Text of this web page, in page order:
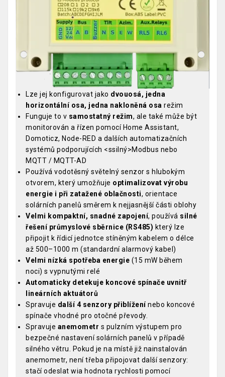
Lze jej konfigurovat jako dvouosá, jedna
horizontální osa, jedna nakloněná osa režim
Funguje to v samostatný režim, ale také může být
monitorován a řízen pomocí Home Assistant,
Domoticz, Node-RED a dalších automatizačních
systémů podporujících <ssilný>Modbus nebo
MQTT / MQTT-AD
Používá vodotěsný světelný senzor s hlubokým
otvorem, který umožňuje optimalizovat výrobu
energie i při zatažené oblačnosti, orientace
solárních panelů směrem k nejjasnější části oblohy
Velmi kompaktní, snadné zapojení, používá silné
řešení průmyslové sběrnice (RS485) který lze
připojit k řídicí jednotce stíněným kabelem o délce
až 500–1000 m (standardní alarmový kabel)
Velmi nízká spotřeba energie (15 mW během
noci) s vypnutými relé
Automaticky detekuje koncové spínače uvnitř
lineárních aktuátorů
Spravuje další 4 senzory přiblíženínebo koncové
spínače vhodné pro otočné převody.
Spravuje anemometr s pulzním výstupem pro
bezpečné nastavení solárních panelů v případě
silného větru. Pokud je na místě již nainstalován
anemometr, není třeba připojovat další senzory:
stačí odeslat wia hodnota rychlosti pomocí